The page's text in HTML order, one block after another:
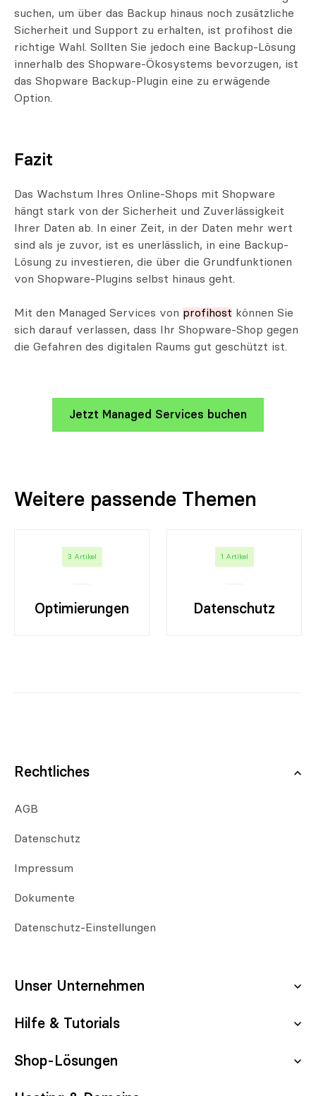
suchen, um über das Backup hinaus noch zusätzliche
Sicherheit und Support zu erhalten, ist profihost die
richtige Wahl. Sollten Sie jedoch eine Backup-Lösung
innerhalb des Shopware-Ökosystems bevorzugen, ist
das Shopware Backup-Plugin eine zu erwägende
Option.
Fazit
Das Wachstum Ihres Online-Shops mit Shopware
hängt stark von der Sicherheit und Zuverlässigkeit
Ihrer Daten ab. In einer Zeit, in der Daten mehr wert
sind als je zuvor, ist es unerlässlich, in eine Backup-
Lösung zu investieren, die über die Grundfunktionen
von Shopware-Plugins selbst hinaus geht.
Mit den Managed Services von profihost können Sie
sich darauf verlassen, dass Ihr Shopware-Shop gegen
die Gefahren des digitalen Raums gut geschützt ist.
Jetzt Managed Services buchen
Weitere passende Themen
3 Artikel
Optimierungen
1 Artikel
Datenschutz
Rechtliches
AGB
Datenschutz
Impressum
Dokumente
Datenschutz-Einstellungen
Unser Unternehmen
Über uns
Karriere
Hilfe & Tutorials
Server-Status
Updates & Wartung
Shop-Lösungen